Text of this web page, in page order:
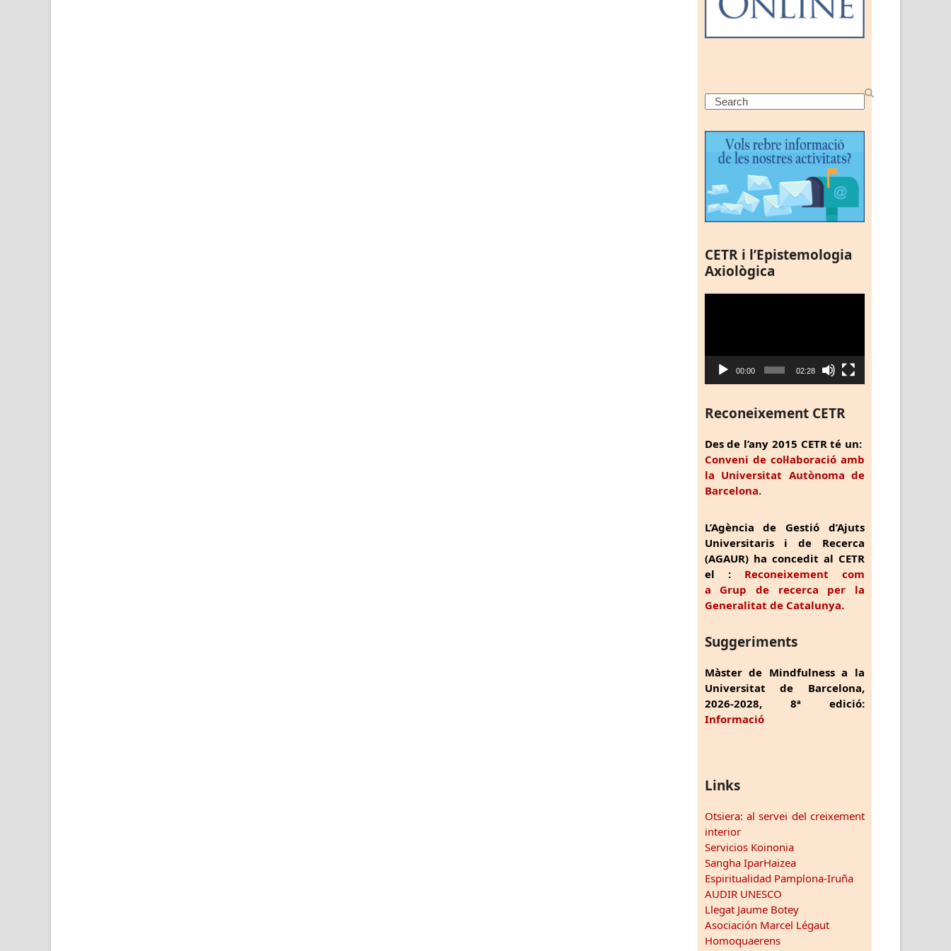
Search
CETR i l’Epistemologia
Axiològica
00:00 02:28
Reconeixement CETR
Des de l’any 2015 CETR té un:
Conveni de col·laboració amb
la Universitat Autònoma de
Barcelona.
L’Agència de Gestió d’Ajuts
Universitaris i de Recerca
(AGAUR) ha concedit al CETR
el : Reconeixement com
a Grup de recerca per la
Generalitat de Catalunya.
Suggeriments
Màster de Mindfulness a la
Universitat de Barcelona,
2026-2028, 8ª edició:
Informació
Links
Otsiera: al servei del creixement
interior
Servicios Koinonia
Sangha IparHaizea
Espiritualidad Pamplona-Iruña
AUDIR UNESCO
Llegat Jaume Botey
Asociación Marcel Légaut
Homoquaerens